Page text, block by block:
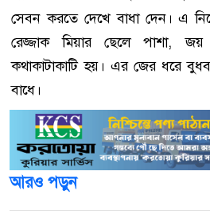
সেবন করতে দেখে বাধা দেন। এ
রেজ্জাক মিয়ার ছেলে পাশা,
কথাকাটাকাটি হয়। এর জের ধরে
বাধে।
আরও পড়ুন